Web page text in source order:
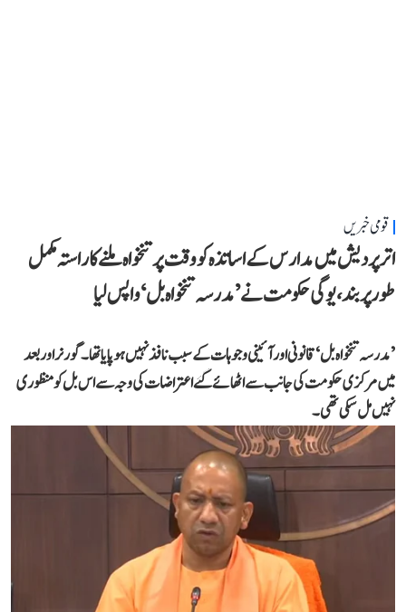
قومی خبریں
اتر پردیش میں مدارس کے اساتذہ کو وقت پر تنخواہ ملنے کا راستہ مکمل
طور پر بند، یوگی حکومت نے ’مدرسہ تنخواہ بل‘ واپس لیا
’مدرسہ تنخواہ بل‘ قانونی اور آئینی وجوہات کے سبب نافذ نہیں ہو پایا تھا۔ گورنر اور بعد
میں مرکزی حکومت کی جانب سے اٹھائے گئے اعتراضات کی وجہ سے اس بل کو منظوری
نہیں مل سکی تھی۔